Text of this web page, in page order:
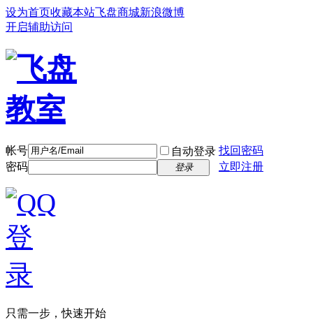
设为首页收藏本站飞盘商城新浪微博
开启辅助访问
帐号 自动登录 找回密码
密码
登录 立即注册
只需一步，快速开始